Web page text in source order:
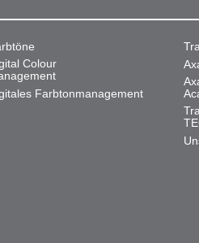
Colour
Farbtonmanagement